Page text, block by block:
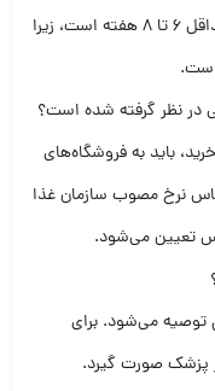
اثرات کامل معمولاً نیازمند مصرف مداوم و حداقل 6 تا 8 هفته است، زیرا
است.
در نظر گرفته شده است؟
باید به فروشگاه‌های
نرخ مصوب سازمان غذا
تعیین می‌شود.
مصرف برای افراد بالای 18 سال توصیه می‌شود. برای
پزشک صورت گیرد.